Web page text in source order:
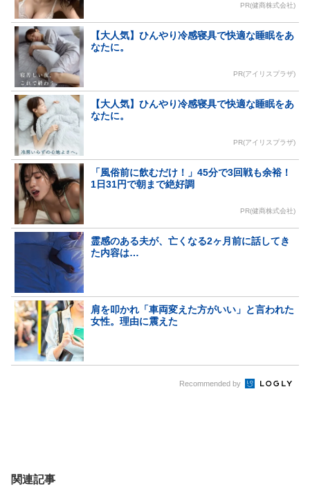
PR(健商株式会社)
【大人気】ひんやり冷感寝具で快適な睡眠をあ
なたに。
PR(アイリスプラザ)
【大人気】ひんやり冷感寝具で快適な睡眠をあ
なたに。
PR(アイリスプラザ)
「風俗前に飲むだけ！」45分で3回戦も余裕！
1日31円で朝まで絶好調
PR(健商株式会社)
霊感のある夫が、亡くなる2ヶ月前に話してき
た内容は…
肩を叩かれ「車両変えた方がいい」と言われた
女性。理由に震えた
Recommended by
関連記事